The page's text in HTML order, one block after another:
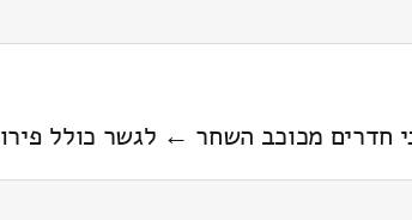
חדרים מכוכב השחר ← לגשר כולל